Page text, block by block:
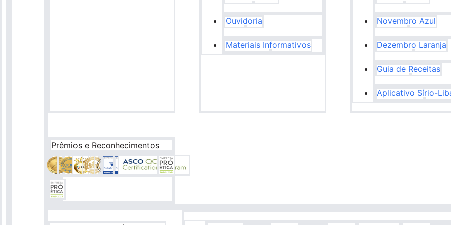
Ouvidoria
Materiais Informativos
Novembro Azul
Dezembro Laranja
Guia de Receitas
Aplicativo Sírio-
Prêmios e Reconhecimentos